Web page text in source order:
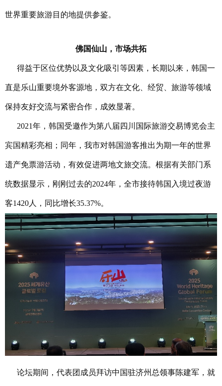
世界重要旅游目的地提供参鉴。
佛国仙山，市场共拓
得益于区位优势以及文化吸引等因素，长期以来，韩国一
直是乐山重要境外客源地，双方在文化、经贸、旅游等领域
保持友好交流与紧密合作，成效显著。
2021年，韩国受邀作为第八届四川国际旅游交易博览会主
宾国精彩亮相；同年，我市对韩国游客推出为期一年的世界
遗产免票游活动，有效促进两地文旅交流。根据有关部门系
统数据显示，刚刚过去的2024年，全市接待韩国入境过夜游
客1420人，同比增长35.37%。
论坛期间，代表团成员拜访中国驻济州总领事陈建军，就